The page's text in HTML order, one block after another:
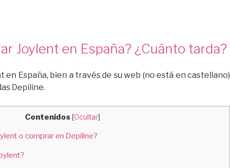
Joylent en España? ¿Cuánto tarda?
en España, bien a través de su web (no está en castellano)
Depiline.
Contenidos [Ocultar]
o comprar en Depiline?